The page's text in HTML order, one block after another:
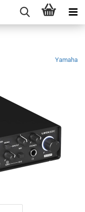
Yamaha